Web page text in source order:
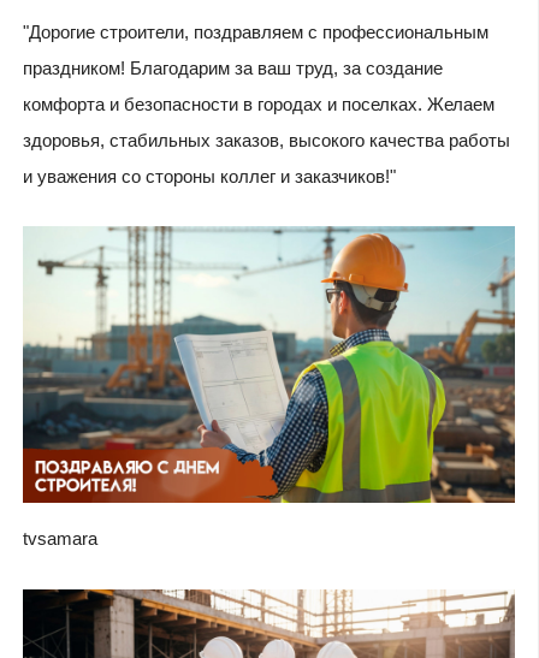
"Дорогие строители, поздравляем с профессиональным
праздником! Благодарим за ваш труд, за создание
комфорта и безопасности в городах и поселках. Желаем
здоровья, стабильных заказов, высокого качества работы
и уважения со стороны коллег и заказчиков!"
tvsamara